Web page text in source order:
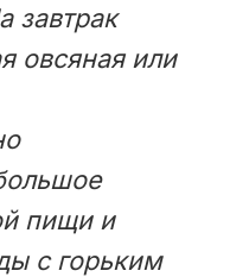
завтрак
овсяная или
пищи и
с горьким